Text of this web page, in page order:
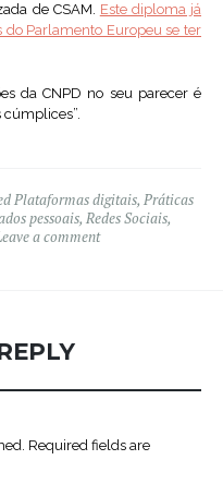
de CSAM. Este diploma já
do Parlamento Europeu se ter
da CNPD no seu parecer é
cúmplices”.
Plataformas digitais, Práticas
pessoais, Redes Sociais,
a comment
Required fields are